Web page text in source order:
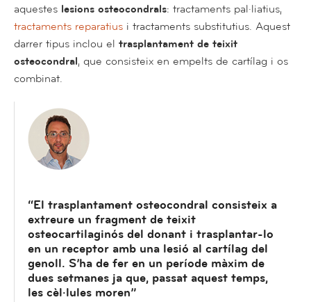
aquestes lesions osteocondrals: tractaments pal·liatius,
tractaments reparatius i tractaments substitutius. Aquest
darrer tipus inclou el trasplantament de teixit
osteocondral, que consisteix en empelts de cartílag i os
combinat.
“El trasplantament osteocondral consisteix a
extreure un fragment de teixit
osteocartilaginós del donant i trasplantar-lo
en un receptor amb una lesió al cartílag del
genoll. S’ha de fer en un període màxim de
dues setmanes ja que, passat aquest temps,
les cèl·lules moren”